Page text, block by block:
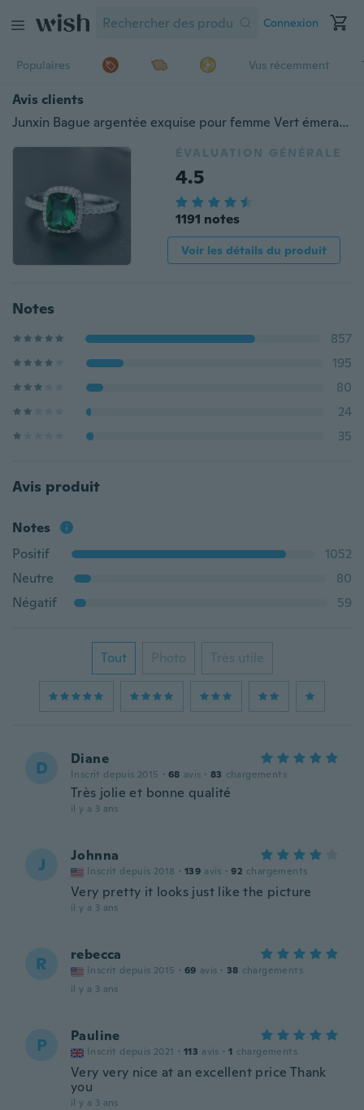
Connexion
Populaires Vus récemment
Avis clients
Junxin Bague argentée exquise pour femme Vert émeraude Bleu Saphir Violet Améthyste Diamant Bijoux Proposition d'anniversaire Cadeau Taille 5 6 7 8 9 10 11
ÉVALUATION GÉNÉRALE
4.5
1191 notes
Voir les détails du produit
Notes
857
195
80
24
35
Avis produit
Notes
Positif
1052
Neutre
80
Négatif
59
Tout Photo Très utile
D Diane
Inscrit depuis 2015 · 68 avis · 83 chargements
Très jolie et bonne qualité
il y a 3 ans
J Johnna
Inscrit depuis 2018 · 139 avis · 92 chargements
Very pretty it looks just like the picture
il y a 3 ans
R rebecca
Inscrit depuis 2015 · 69 avis · 38 chargements
il y a 3 ans
P Pauline
Inscrit depuis 2021 · 113 avis · 1 chargements
Very very nice at an excellent price Thank
you
il y a 3 ans